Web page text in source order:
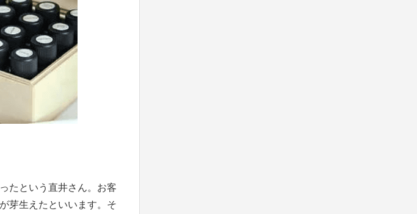
たという直井さん。お客
芽生えたといいます。そ